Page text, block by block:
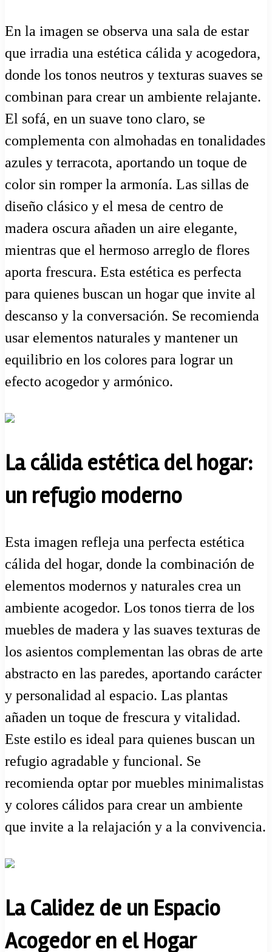
En la imagen se observa una sala de estar
que irradia una estética cálida y acogedora,
donde los tonos neutros y texturas suaves se
combinan para crear un ambiente relajante.
El sofá, en un suave tono claro, se
complementa con almohadas en tonalidades
azules y terracota, aportando un toque de
color sin romper la armonía. Las sillas de
diseño clásico y el mesa de centro de
madera oscura añaden un aire elegante,
mientras que el hermoso arreglo de flores
aporta frescura. Esta estética es perfecta
para quienes buscan un hogar que invite al
descanso y la conversación. Se recomienda
usar elementos naturales y mantener un
equilibrio en los colores para lograr un
efecto acogedor y armónico.
La cálida estética del hogar:
un refugio moderno
Esta imagen refleja una perfecta estética
cálida del hogar, donde la combinación de
elementos modernos y naturales crea un
ambiente acogedor. Los tonos tierra de los
muebles de madera y las suaves texturas de
los asientos complementan las obras de arte
abstracto en las paredes, aportando carácter
y personalidad al espacio. Las plantas
añaden un toque de frescura y vitalidad.
Este estilo es ideal para quienes buscan un
refugio agradable y funcional. Se
recomienda optar por muebles minimalistas
y colores cálidos para crear un ambiente
que invite a la relajación y a la convivencia.
La Calidez de un Espacio
Acogedor en el Hogar